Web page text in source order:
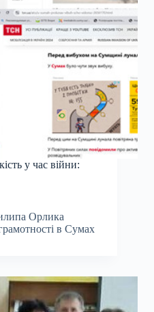
у час війни:
Орлика
в Сумах